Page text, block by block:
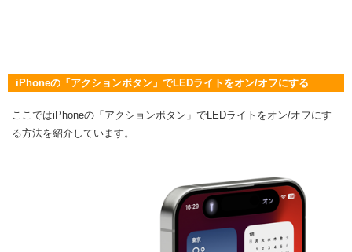
iPhoneの「アクションボタン」でLEDライトをオン/オフにする
ここではiPhoneの「アクションボタン」でLEDライトをオン/オフにす
る方法を紹介しています。